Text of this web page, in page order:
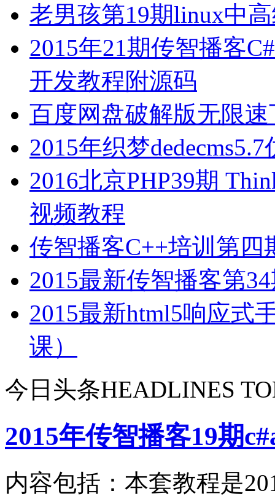
老男孩第19期linux中
2015年21期传智播客
开发教程附源码
百度网盘破解版无限
2015年织梦
2016北京PHP39期
视频教程
传智播客C++培训第
2015最新传智播客第
2015最新html5响应式
课）
今日头条HEADLINES
2015年传智播客19期
内容包括：本套教程是